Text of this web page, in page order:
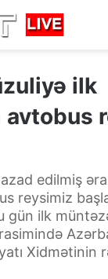
ilk
edilmiş
reysimiz
gün ilk
Xidmətinin